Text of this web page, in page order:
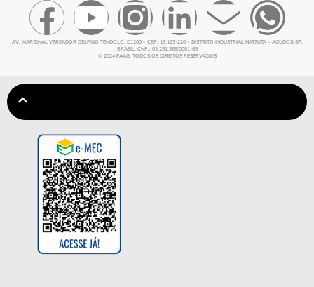
AV. MARGINAL VEREADOR DELFINO TENDOLO, D1200 – CEP: 17.123-220 – DISTRITO INDUSTRIAL HATSUTA – AGUDOS-SP,
BRASIL. CNPJ: 03.251.369/0001-65
© 2024 FAAG. TODOS OS DIREITOS RESERVADOS